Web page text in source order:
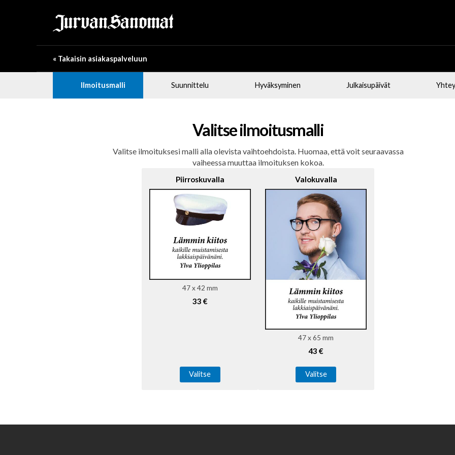
« Takaisin asiakaspalveluun
Ilmoitusmalli Suunnittelu Hyväksyminen Julkaisupäivät
Valitse ilmoitusmalli
Valitse ilmoituksesi malli alla olevista vaihtoehdoista. Huomaa, että voit seuraavassa
vaiheessa muuttaa ilmoituksen kokoa.
Piirroskuvalla
47 x 42 mm
33 €
Valitse
Valokuvalla
47 x 65 mm
43 €
Valitse